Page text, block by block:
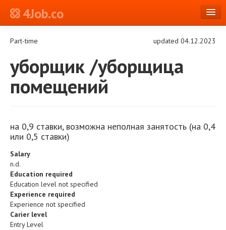
4Job.co
Log in or Register
Part-time updated 04.12.2023
уборщик /уборщица
помещений
на 0,9 ставки, возможна неполная занятость (на 0,4
или 0,5 ставки)
Salary
n.d.
Education required
Education level not specified
Experience required
Experience not specified
Carier level
Entry Level